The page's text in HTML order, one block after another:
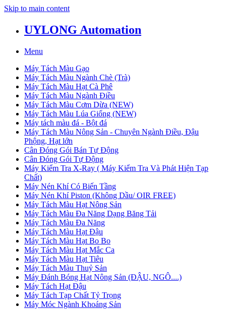
Skip to main content
UYLONG Automation
Menu
Máy Tách Màu Gạo
Máy Tách Màu Ngành Chè (Trà)
Máy Tách Màu Hạt Cà Phê
Máy Tách Màu Ngành Điều
Máy Tách Màu Cơm Dừa (NEW)
Máy Tách Màu Lúa Giống (NEW)
Máy tách màu đá - Bột đá
Máy Tách Màu Nông Sản - Chuyên Ngành Điều, Đậu
Phộng, Hạt lớn
Cân Đóng Gói Bán Tự Động
Cân Đóng Gói Tự Động
Máy Kiểm Tra X-Ray ( Máy Kiểm Tra Và Phát Hiện Tạp
Chất)
Máy Nén Khí Có Biến Tầng
Máy Nén Khí Piston (Không Dầu/ OIR FREE)
Máy Tách Màu Hạt Nông Sản
Máy Tách Màu Đa Năng Dạng Băng Tải
Máy Tách Màu Đa Năng
Máy Tách Màu Hạt Đậu
Máy Tách Màu Hạt Bo Bo
Máy Tách Màu Hạt Mắc Ca
Máy Tách Màu Hạt Tiêu
Máy Tách Màu Thuỷ Sản
Máy Đánh Bóng Hạt Nông Sản (ĐẬU, NGÔ....)
Máy Tách Hạt Đậu
Máy Tách Tạp Chất Tỷ Trọng
Máy Móc Ngành Khoáng Sản